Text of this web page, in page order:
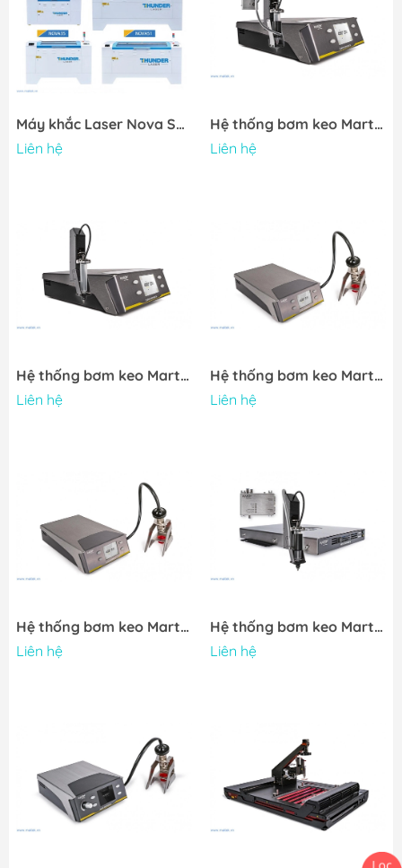
Máy khắc Laser Nova Series
Liên hệ
Hệ thống bơm keo Martin CLEVER DISPENSE 06 HC DK
Liên hệ
Hệ thống bơm keo Martin CLEVER DISPENSE 06 H DK
Liên hệ
Hệ thống bơm keo Martin CLEVER DISPENSE 06 H DPH
Liên hệ
Hệ thống bơm keo Martin CLEVER DISPENSE 06 H DP
Liên hệ
Hệ thống bơm keo Martin PROFI DISPENSE 06 H
Liên hệ